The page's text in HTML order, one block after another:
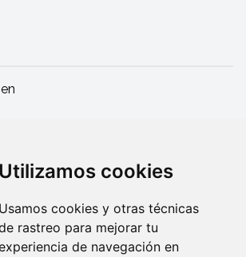
Utilizamos cookies
Usamos cookies y otras técnicas
rastreo para mejorar tu
de navegación en